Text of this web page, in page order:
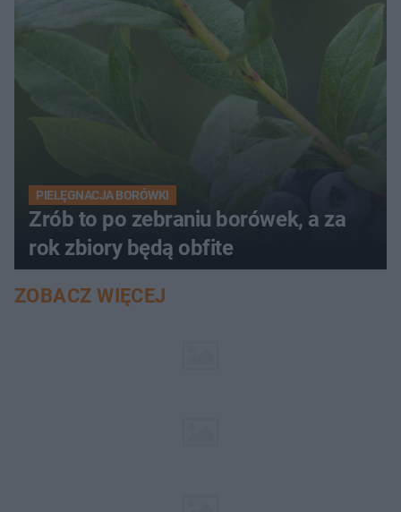
PIELĘGNACJA BORÓWKI
Zrób to po zebraniu borówek, a za
rok zbiory będą obfite
ZOBACZ WIĘCEJ